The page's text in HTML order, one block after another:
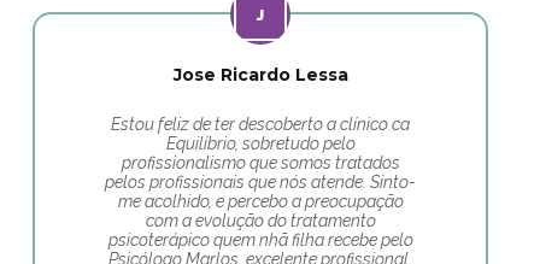
Jose Ricardo Lessa
Estou feliz de ter descoberto a clínico ca
Equilíbrio, sobretudo pelo
profissionalismo que somos tratados
pelos profissionais que nós atende. Sinto-
me acolhido, e percebo a preocupação
com a evolução do tratamento
psicoterápico quem nhã filha recebe pelo
Psicólogo Marlos, excelente profissional.